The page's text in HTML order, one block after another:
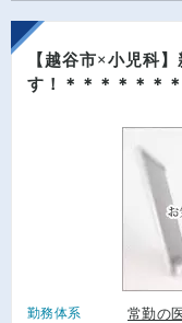
【越谷市×小児科
す！＊＊＊＊＊＊
勤務体系 常勤の